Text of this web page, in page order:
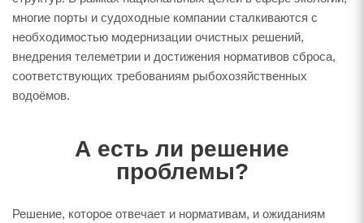
многие порты и судоходные компании сталкиваются с
необходимостью модернизации очистных решений,
внедрения телеметрии и достижения нормативов сброса,
соответствующих требованиям рыбохозяйственных
водоёмов.
А есть ли решение
проблемы?
Решение, которое отвечает и нормативам, и ожиданиям